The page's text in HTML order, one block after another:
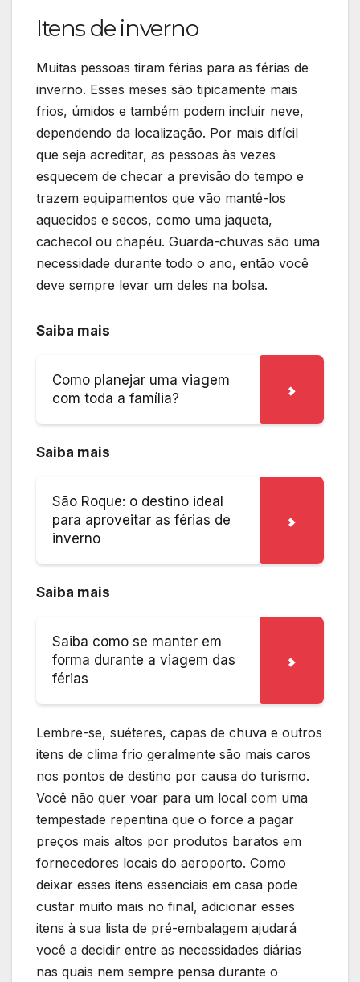
Itens de inverno
Muitas pessoas tiram férias para as férias de
inverno. Esses meses são tipicamente mais
frios, úmidos e também podem incluir neve,
dependendo da localização. Por mais difícil
que seja acreditar, as pessoas às vezes
esquecem de checar a previsão do tempo e
trazem equipamentos que vão mantê-los
aquecidos e secos, como uma jaqueta,
cachecol ou chapéu. Guarda-chuvas são uma
necessidade durante todo o ano, então você
deve sempre levar um deles na bolsa.
Saiba mais
Como planejar uma viagem
com toda a família?
Saiba mais
São Roque: o destino ideal
para aproveitar as férias de
inverno
Saiba mais
Saiba como se manter em
forma durante a viagem das
férias
Lembre-se, suéteres, capas de chuva e outros
itens de clima frio geralmente são mais caros
nos pontos de destino por causa do turismo.
Você não quer voar para um local com uma
tempestade repentina que o force a pagar
preços mais altos por produtos baratos em
fornecedores locais do aeroporto. Como
deixar esses itens essenciais em casa pode
custar muito mais no final, adicionar esses
itens à sua lista de pré-embalagem ajudará
você a decidir entre as necessidades diárias
nas quais nem sempre pensa durante o